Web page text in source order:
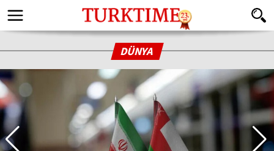
DÜNYA